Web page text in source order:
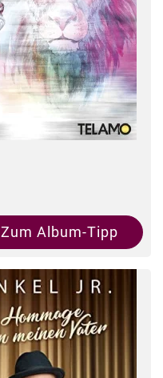
Zum Album-Tipp